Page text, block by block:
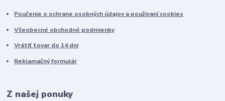
Poučenie o ochrane osobných údajov a použivaní cookies
Všeobecné obchodné podmienky
Vrátiť tovar do 14 dni
Reklamačný formulár
Z našej ponuky